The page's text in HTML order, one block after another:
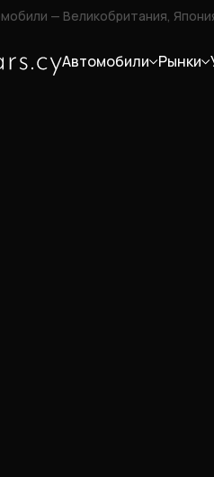
— Великобритания,
Автомобили Рынки